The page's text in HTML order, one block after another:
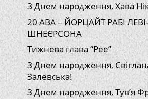
З Днем народження, Хава
20 АВА – ЙОРЦАЙТ РАБІ
ШНЕЄРСОНА
Тижнева глава “Рее”
З Днем народження,
Залевська!
З Днем народження, Тув’я